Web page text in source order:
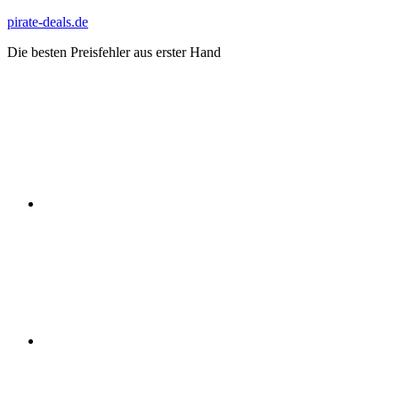
Zum
springen
pirate-deals.de
Die besten Preisfehler aus erster Hand